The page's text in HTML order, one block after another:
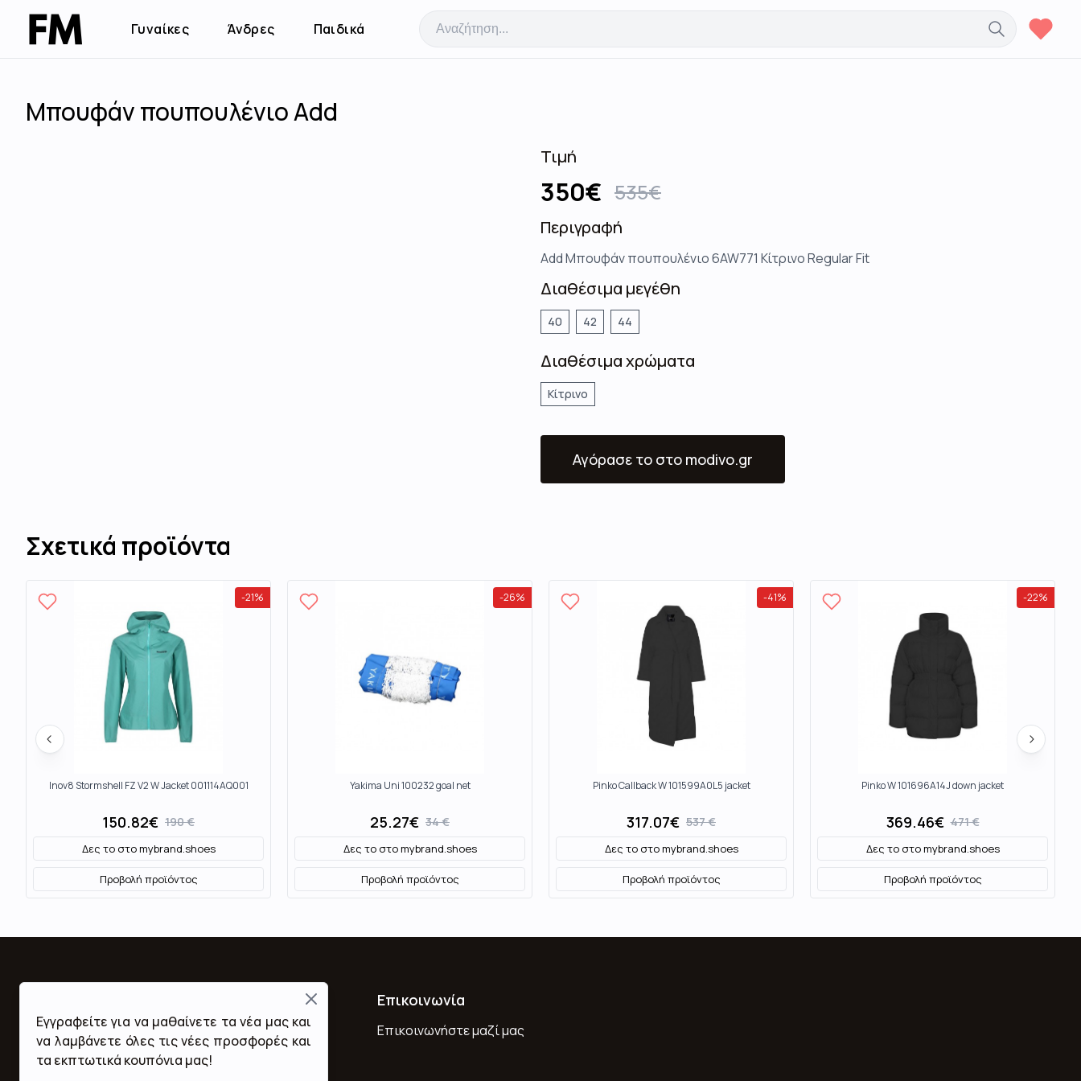
Close
Εγγραφείτε για να μαθαίνετε τα νέα μας και
να λαμβάνετε όλες τις νέες προσφορές και
τα εκπτωτικά κουπόνια μας!
Γυναίκες Άνδρες Παιδικά
Μπουφάν πουπουλένιο Add
Τιμή
350€ 535€
Περιγραφή
Add Μπουφάν πουπουλένιο 6AW771 Κίτρινο Regular Fit
Διαθέσιμα μεγέθη
40 42 44
Διαθέσιμα χρώματα
Κίτρινο
Αγόρασε το στο modivo.gr
Σχετικά προϊόντα
-21%
Inov8 Stormshell FZ V2 W Jacket 001114AQ001
150.82€ 190€
Δες το στοmybrand.shoes
Προβολή προϊόντος
-26%
Yakima Uni 100232 goal net
25.27€ 34€
Δες το στοmybrand.shoes
Προβολή προϊόντος
-41%
Pinko Callback W 101599A0L5 jacket
317.07€ 537€
Δες το στοmybrand.shoes
Προβολή προϊόντος
-22%
Pinko W 101696A14J down jacket
369.46€ 471€
Δες το στοmybrand.shoes
Προβολή προϊόντος
Ποιοι Είμαστε
Όροι Χρήσης & Προϋποθέσεις
Επικοινωνία
Επικοινωνήστε μαζί μας